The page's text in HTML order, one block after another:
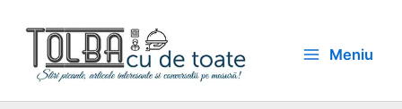
content
Meniu